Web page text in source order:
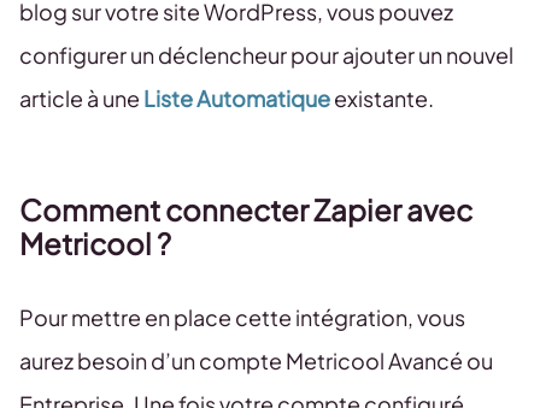
blog sur votre site WordPress, vous pouvez
configurer un déclencheur pour ajouter un nouvel
article à une Liste Automatiqueexistante.
Comment connecter Zapier avec
Metricool ?
Pour mettre en place cette intégration, vous
aurez besoin d’un compte Metricool Avancé ou